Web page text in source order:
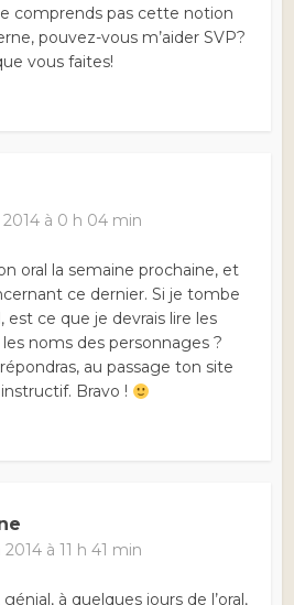
comprends pas cette notion
pouvez-vous m’aider SVP?
vous faites!
2014 à 0 h 04 min
oral la semaine prochaine, et
ce dernier. Si je tombe
est ce que je devrais lire les
noms des personnages ?
au passage ton site
Bravo !
à 11 h 41 min
à quelques jours de l’oral,